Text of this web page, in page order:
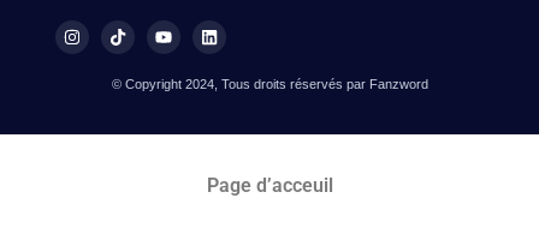
© Copyright 2024, Tous droits réservés par Fanzword
Page d’acceuil